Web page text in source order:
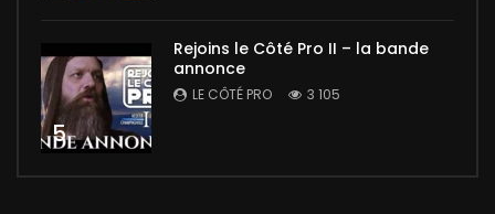
5
Rejoins le Côté Pro II – la bande
annonce
LE CÔTÉ PRO 3 105